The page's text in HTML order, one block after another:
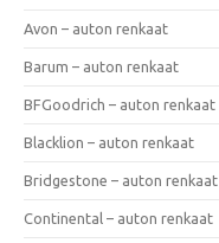
Avon – auton renkaat
Barum – auton renkaat
BFGoodrich – auton renkaat
Blacklion – auton renkaat
Bridgestone – auton renkaat
Continental – auton renkaat